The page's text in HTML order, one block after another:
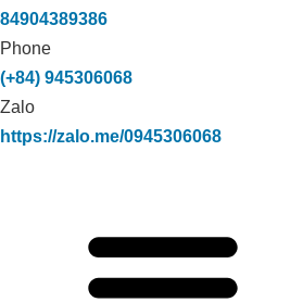
84904389386
Phone
(+84) 945306068
Zalo
https://zalo.me/0945306068